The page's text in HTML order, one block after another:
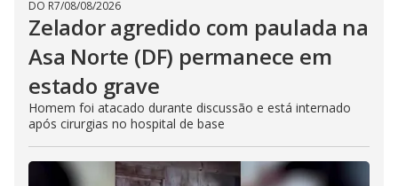
DO R7/08/08/2026
Zelador agredido com paulada na
Asa Norte (DF) permanece em
estado grave
Homem foi atacado durante discussão e está internado
após cirurgias no hospital de base